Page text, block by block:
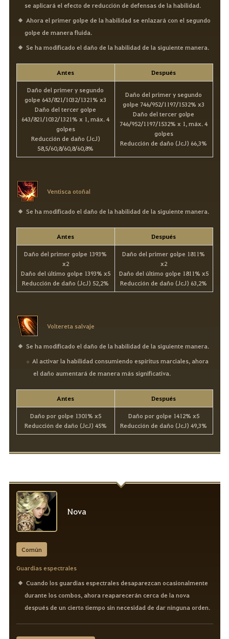
se aplicará el efecto de reducción de defensas de la habilidad.
Ahora el primer golpe de la habilidad se enlazará con el segundo
golpe de manera fluida.
Se ha modificado el daño de la habilidad de la siguiente manera.
Antes Después
Daño del primer y segundo
golpe 643/821/1032/1321% x3
Daño del tercer golpe
643/821/1032/1321% x 1, máx. 4
golpes
Reducción de daño (JcJ)
58,5/60,8/60,8/60,8%
Daño del primer y segundo
golpe 746/952/1197/1532% x3
Daño del tercer golpe
746/952/1197/1532% x 1, máx. 4
golpes
Reducción de daño (JcJ) 66,3%
Ventisca otoñal
Se ha modificado el daño de la habilidad de la siguiente manera.
Antes Después
Daño del primer golpe 1393%
x2
Daño del último golpe 1393% x5
Reducción de daño (JcJ) 52,2%
Daño del primer golpe 1811%
x2
Daño del último golpe 1811% x5
Reducción de daño (JcJ) 63,2%
Voltereta salvaje
Se ha modificado el daño de la habilidad de la siguiente manera.
Al activar la habilidad consumiendo espíritus marciales, ahora
el daño aumentará de manera más significativa.
Antes Después
Daño por golpe 1301% x5
Reducción de daño (JcJ) 45%
Daño por golpe 1412% x5
Reducción de daño (JcJ) 49,3%
Nova
Común
Guardias espectrales
Cuando los guardias espectrales desaparezcan ocasionalmente
durante los combos, ahora reaparecerán cerca de la nova
después de un cierto tiempo sin necesidad de dar ninguna orden.